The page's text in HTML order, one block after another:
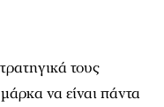
τους
να είναι πάντα